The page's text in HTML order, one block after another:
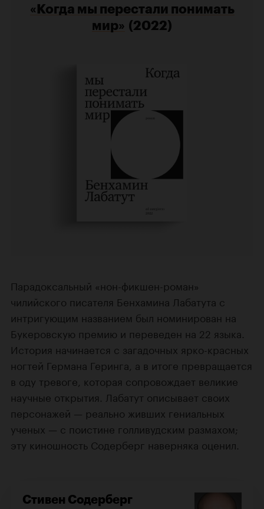
«Когда мы перестали понимать
мир» (2022)
Парадоксальный «нон-фикшен-роман»
чилийского писателя Бенхамина Лабатута с
интригующим названием был номинирован на
Букеровскую премию и переведен на 22 языка.
История начинается с загадочных ярко-красных
ногтей Германа Геринга, а в итоге превращается
в оду тревоге, которая сопровождает великие
научные открытия. Лабатут описывает своих
персонажей — реально живших гениальных
ученых — с поистине голливудским размахом;
эту киношность Содерберг наверняка оценил.
Стивен Содерберг